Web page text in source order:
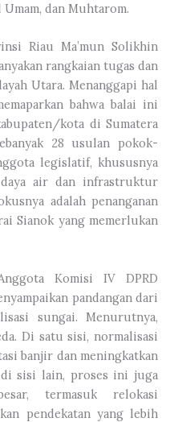
dan Muhtarom.
Riau Ma’mun Solikhin
rangkaian tugas dan
Utara. Menanggapi hal
bahwa balai ini
kota di Sumatera
28 usulan pokok-
legislatif, khususnya
air dan infrastruktur
adalah penanganan
Sianok yang memerlukan
Komisi IV DPRD
pandangan dari
sungai. Menurutnya,
Di satu sisi, normalisasi
banjir dan meningkatkan
sisi lain, proses ini juga
termasuk relokasi
pendekatan yang lebih